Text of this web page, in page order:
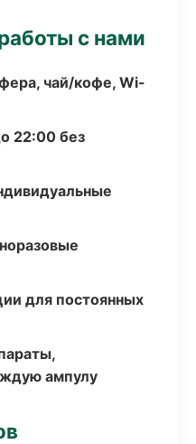
с нами
чай/кофе, Wi-
22:00 без
для постоянных
ампулу